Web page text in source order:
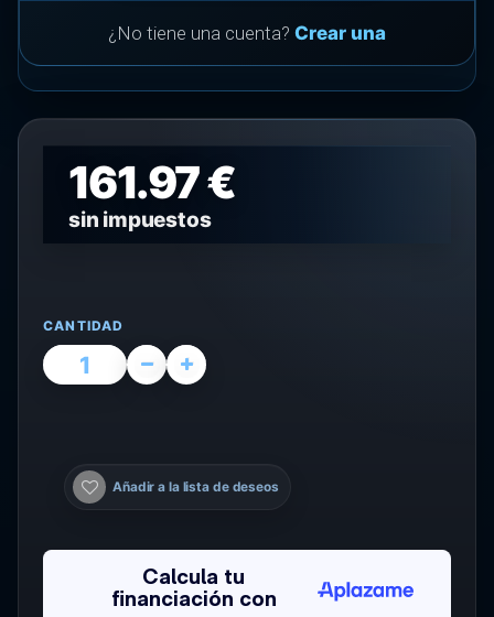
¿No tiene una cuenta? Crear una
161.97 €
sin impuestos
CANTIDAD
Añadir a la lista de deseos